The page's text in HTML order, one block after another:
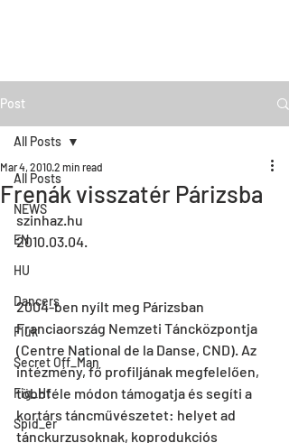
Post
All Posts
NEWS
EN
HU
Dancers
Fiúk
Secret Off_Man
Fig_Ht
Spid_er
All Posts
Frenák visszatér Párizsba
Mar 4, 2010 2 min read
szinhaz.hu
2010.03.04.
2004-ben nyílt meg Párizsban
Franciaország Nemzeti Táncközpontja
(Centre National de la Danse, CND). Az
intézmény, fő profiljának megfelelően,
többféle módon támogatja és segíti a
kortárs táncművészetet: helyet ad
tánckurzusoknak, koprodukciós